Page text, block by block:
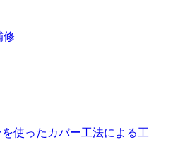
使ったカバー工法による工